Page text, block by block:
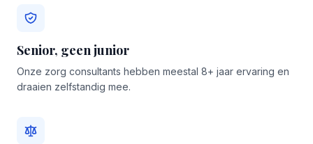
Senior, geen junior
Onze zorg consultants hebben meestal 8+ jaar ervaring en
draaien zelfstandig mee.